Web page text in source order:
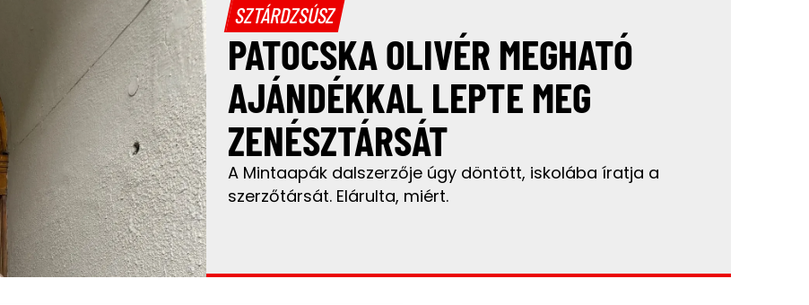
SZTÁRDZSÚSZ
PATOCSKA OLIVÉR MEGHATÓ
AJÁNDÉKKAL LEPTE MEG
ZENÉSZTÁRSÁT
A Mintaapák dalszerzője úgy döntött, iskolába íratja a
szerzőtársát. Elárulta, miért.